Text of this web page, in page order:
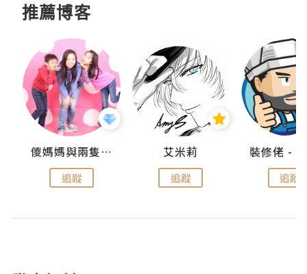
推薦博客
儍媽媽與兩隻小魔怪之家
追蹤
艾米莉
追蹤 追蹤